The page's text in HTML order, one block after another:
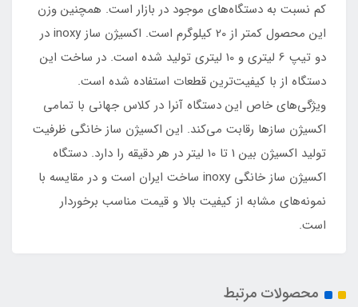
کم نسبت به دستگاه‌های موجود در بازار است. همچنین وزن
این محصول کمتر از 20 کیلوگرم است. اکسیژن ساز inoxy در
دو تیپ 6 لیتری و 10 لیتری تولید شده است. در ساخت این
دستگاه از با کیفیت‌ترین قطعات استفاده شده است.
ویژگی‌های خاص این دستگاه آنرا در کلاس جهانی با تمامی
اکسیژن سازها رقابت می‌کند. این اکسیژن ساز خانگی ظرفیت
تولید اکسیژن بین 1 تا 10 لیتر در هر دقیقه را دارد. دستگاه
اکسیژن ساز خانگی inoxy ساخت ایران است و در مقایسه با
نمونه‌های مشابه از کیفیت بالا و قیمت مناسب برخوردار
است.
محصولات مرتبط